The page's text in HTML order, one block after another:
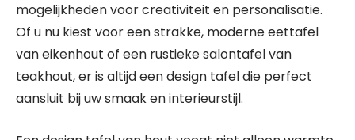
mogelijkheden voor creativiteit en personalisatie.
Of u nu kiest voor een strakke, moderne eettafel
van eikenhout of een rustieke salontafel van
teakhout, er is altijd een design tafel die perfect
aansluit bij uw smaak en interieurstijl.